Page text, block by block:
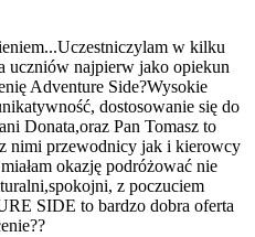
w kilku
uczniów najpierw jako opiekun
Adventure Side?Wysokie
dostosowanie się do
Donata,oraz Pan Tomasz to
nimi przewodnicy jak i kierowcy
okazję podróżować nie
z poczuciem
SIDE to bardzo dobra oferta